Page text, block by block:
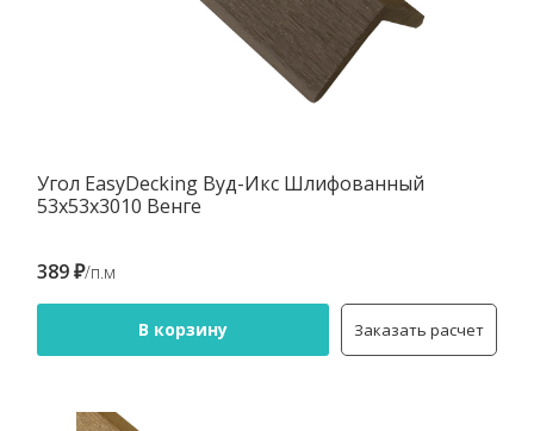
Угол EasyDecking Вуд-Икс Шлифованный
53х53х3010 Венге
389 ₽/п.м
В корзину Заказать расчет